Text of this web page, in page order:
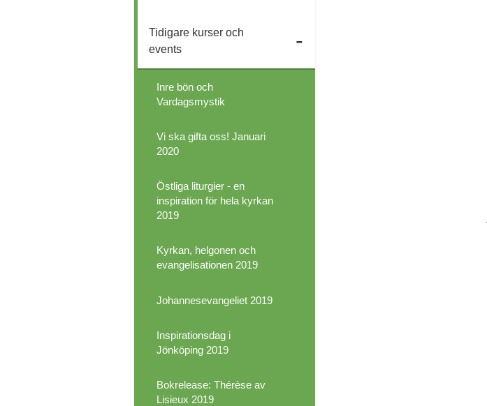
Tidigare kurser och
events
Inre bön och
Vardagsmystik
Vi ska gifta oss! Januari
2020
Östliga liturgier - en
inspiration för hela kyrkan
2019
Kyrkan, helgonen och
evangelisationen 2019
Johannesevangeliet 2019
Inspirationsdag i
Jönköping 2019
Bokrelease: Thérèse av
Lisieux 2019